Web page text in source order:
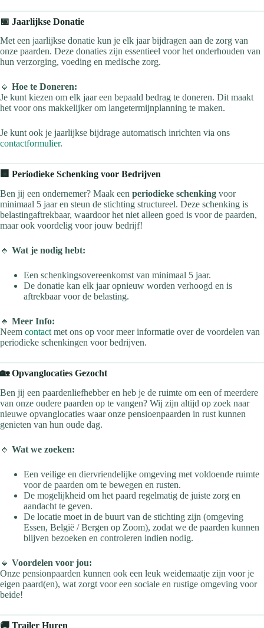
📅 Jaarlijkse Donatie
Met een jaarlijkse donatie kun je elk jaar bijdragen aan de zorg van
onze paarden. Deze donaties zijn essentieel voor het onderhouden van
hun verzorging, voeding en medische zorg.
🔹 Hoe te Doneren:
Je kunt kiezen om elk jaar een bepaald bedrag te doneren. Dit maakt
het voor ons makkelijker om langetermijnplanning te maken.
Je kunt ook je jaarlijkse bijdrage automatisch inrichten via ons
contactformulier.
🏢 Periodieke Schenking voor Bedrijven
Ben jij een ondernemer? Maak een periodieke schenking voor
minimaal 5 jaar en steun de stichting structureel. Deze schenking is
belastingaftrekbaar, waardoor het niet alleen goed is voor de paarden,
maar ook voordelig voor jouw bedrijf!
🔹 Wat je nodig hebt:
Een schenkingsovereenkomst van minimaal 5 jaar.
De donatie kan elk jaar opnieuw worden verhoogd en is
aftrekbaar voor de belasting.
🔹 Meer Info:
Neem contact met ons op voor meer informatie over de voordelen van
periodieke schenkingen voor bedrijven.
🏡 Opvanglocaties Gezocht
Ben jij een paardenliefhebber en heb je de ruimte om een of meerdere
van onze oudere paarden op te vangen? Wij zijn altijd op zoek naar
nieuwe opvanglocaties waar onze pensioenpaarden in rust kunnen
genieten van hun oude dag.
🔹 Wat we zoeken:
Een veilige en diervriendelijke omgeving met voldoende ruimte
voor de paarden om te bewegen en rusten.
De mogelijkheid om het paard regelmatig de juiste zorg en
aandacht te geven.
De locatie moet in de buurt van de stichting zijn (omgeving
Essen, België / Bergen op Zoom), zodat we de paarden kunnen
blijven bezoeken en controleren indien nodig.
🔹 Voordelen voor jou:
Onze pensionpaarden kunnen ook een leuk weidemaatje zijn voor je
eigen paard(en), wat zorgt voor een sociale en rustige omgeving voor
beide!
🚚 Trailer Huren